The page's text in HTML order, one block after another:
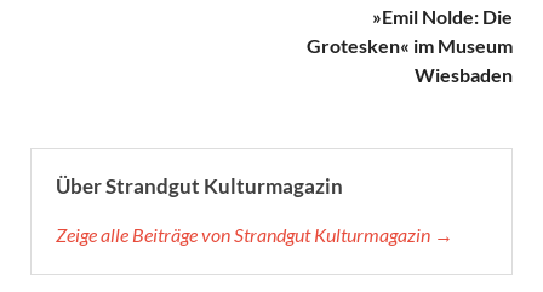
»Emil Nolde: Die
Grotesken« im Museum
Wiesbaden
Über Strandgut Kulturmagazin
Zeige alle Beiträge von Strandgut Kulturmagazin →